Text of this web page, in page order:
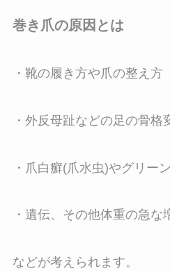
巻き爪の原因とは
・靴の履き方や爪の整え方
・外反母趾などの足の骨格
・爪白癬(爪水虫)やグリー
・遺伝、その他体重の急な
などが考えられます。